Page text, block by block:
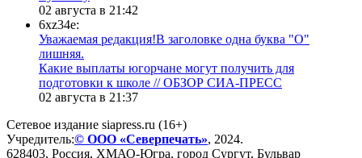
02 августа в 21:42
6xz34e:
Уважаемая редакция!В заголовке одна буква "О"
лишняя.
Какие выплаты югорчане могут получить для
подготовки к школе // ОБЗОР СИА-ПРЕСС
02 августа в 21:37
Сетевое издание siapress.ru (16+)
Учредитель:© ООО «Северпечать», 2024.
628403, Россия, ХМАО-Югра, город Сургут, Бульвар